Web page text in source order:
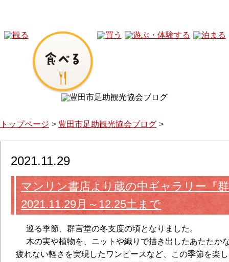
トップページ 豊田市足助観光協会ブログ
2021.11.29
マンリン書店より蔵の中ギャラリー『
2021.11.29月～12.25土まで
巡る季節、群言堂の冬支度の頃となりました。
木の実や植物を、ニットや織りで描き出したあたたか
疲れない軽さを実現したワンピースなど、この季節を楽